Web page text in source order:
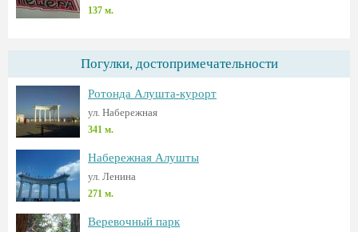
137 м.
Погулки, достопримечательности
Ротонда Алушта-курорт
ул. Набережная
341 м.
Набережная Алушты
ул. Ленина
271 м.
Веревочный парк